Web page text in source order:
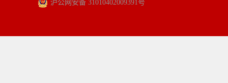
沪公网安备 31010402009391号